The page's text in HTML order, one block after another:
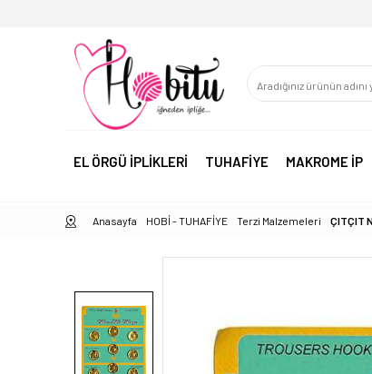
EL ÖRGÜ İPLİKLERİ TUHAFİYE MAKROME İP
Anasayfa HOBİ - TUHAFİYE Terzi Malzemeleri ÇITÇIT